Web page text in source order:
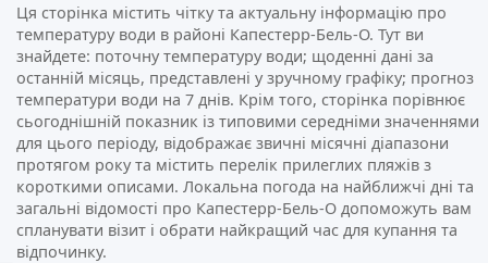
Ця сторінка містить чітку та актуальну інформацію про
температуру води в районі Капестерр-Бель-О. Тут ви
знайдете: поточну температуру води; щоденні дані за
останній місяць, представлені у зручному графіку; прогноз
температури води на 7 днів. Крім того, сторінка порівнює
сьогоднішній показник із типовими середніми значеннями
для цього періоду, відображає звичні місячні діапазони
протягом року та містить перелік прилеглих пляжів з
короткими описами. Локальна погода на найближчі дні та
загальні відомості про Капестерр-Бель-О допоможуть вам
спланувати візит і обрати найкращий час для купання та
відпочинку.